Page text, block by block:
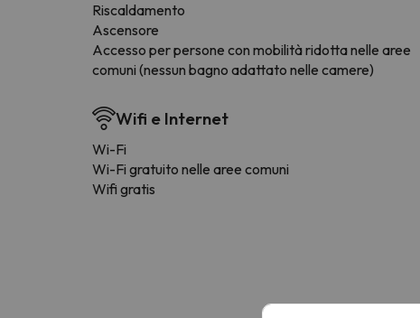
Riscaldamento
Ascensore
Accesso per persone con mobilità ridotta nelle aree
comuni (nessun bagno adattato nelle camere)
Wifi e Internet
Wi-Fi
Wi-Fi gratuito nelle aree comuni
Wifi gratis